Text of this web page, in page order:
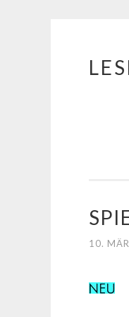
Springe
10.